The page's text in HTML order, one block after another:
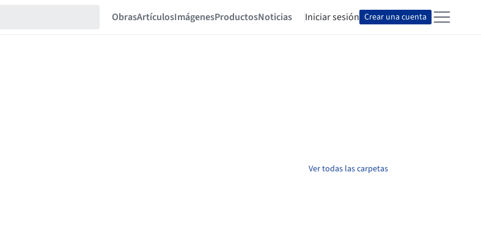
ObrasArtículosImágenesProductosNoticias Iniciar sesión Crear una cuenta
Ver todas las carpetas